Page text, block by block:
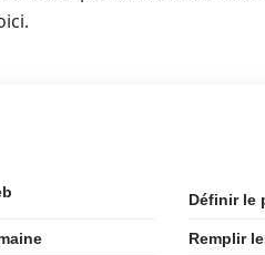
Définir le
Remplir